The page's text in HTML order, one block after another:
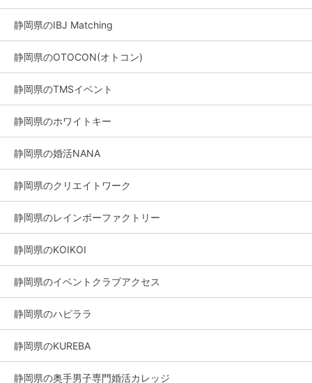
静岡県のIBJ Matching
静岡県のOTOCON(オトコン)
静岡県のTMSイベント
静岡県のホワイトキー
静岡県の婚活NANA
静岡県のクリエイトワーク
静岡県のレインボーファクトリー
静岡県のKOIKOI
静岡県のイベントクラブアクセス
静岡県のハピララ
静岡県のKUREBA
静岡県の奥手男子専門婚活カレッジ